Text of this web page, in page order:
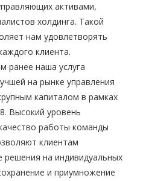
активами,
холдинга. Такой
нам удовлетворять
клиента.
ранее наша услуга
на рынке управления
капиталом в рамках
8. Высокий уровень
работы команды
клиентам
решения на индивидуальных
и приумножение